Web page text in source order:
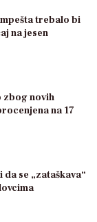
trebalo bi
na jesen
zbog novih
na 17
se „zataškava“